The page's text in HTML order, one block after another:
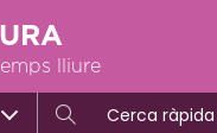
lliure
Cerca ràpida